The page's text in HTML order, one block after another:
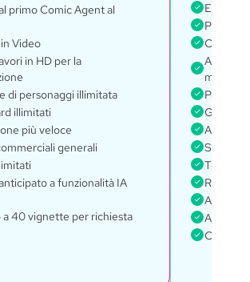
primo Comic Agent al
Video
in HD per la
di personaggi illimitata
illimitati
più veloce
generali
a funzionalità IA
a 40 vignette per richiesta
Every
Progetti
Accesso
mondo
Accesso
Suite
Termini
Accesso
Accesso
Crea